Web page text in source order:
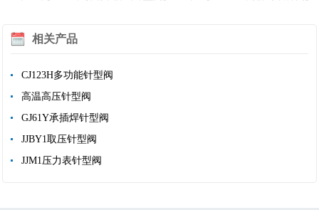
相关产品
CJ123H多功能针型阀
高温高压针型阀
GJ61Y承插焊针型阀
JJBY1取压针型阀
JJM1压力表针型阀